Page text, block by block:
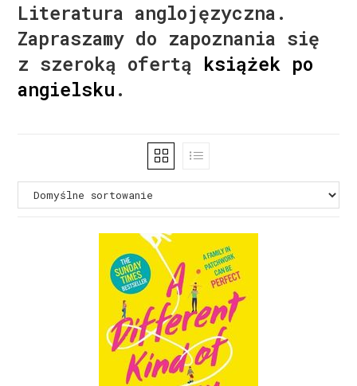
Literatura anglojęzyczna.
Zapraszamy do zapoznania się
z szeroką ofertą książek po
angielsku .